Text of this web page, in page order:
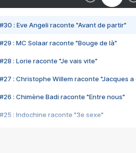
#30 : Eve Angeli raconte "Avant de partir"
#29 : MC Solaar raconte "Bouge de là"
#28 : Lorie raconte "Je vais vite"
#27 : Christophe Willem raconte "Jacques a
#26 : Chimène Badi raconte "Entre nous"
#25 : Indochine raconte "3e sexe"